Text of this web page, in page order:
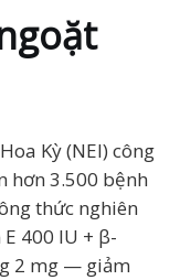
Kỳ (NEI) công
hơn 3.500 bệnh
thức nghiên
400 IU + β-
2 mg — giảm